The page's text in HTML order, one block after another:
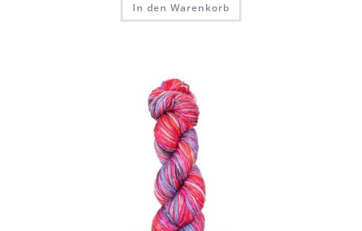
In den Warenkorb